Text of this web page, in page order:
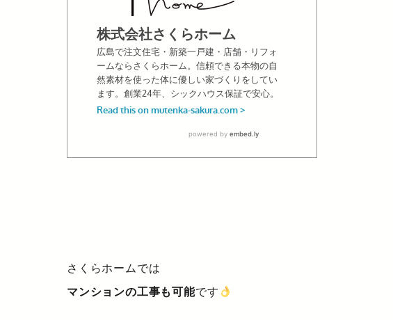
さくらホームでは
マンションの工事も可能です